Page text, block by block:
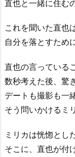
直也と一緒に住む
これを聞いた直也
自分を落とすため
直也の言っている
数秒考えた後、驚
デートも撮影も一
そう問いかけるミ
ミリカは恍惚とし
そこに、直也が付